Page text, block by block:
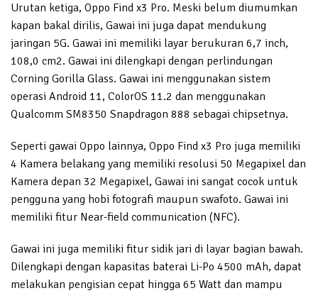
Urutan ketiga, Oppo Find x3 Pro. Meski belum diumumkan
kapan bakal dirilis, Gawai ini juga dapat mendukung
jaringan 5G. Gawai ini memiliki layar berukuran 6,7 inch,
108,0 cm2. Gawai ini dilengkapi dengan perlindungan
Corning Gorilla Glass. Gawai ini menggunakan sistem
operasi Android 11, ColorOS 11.2 dan menggunakan
Qualcomm SM8350 Snapdragon 888 sebagai chipsetnya.
Seperti gawai Oppo lainnya, Oppo Find x3 Pro juga memiliki
4 Kamera belakang yang memiliki resolusi 50 Megapixel dan
Kamera depan 32 Megapixel, Gawai ini sangat cocok untuk
pengguna yang hobi fotografi maupun swafoto. Gawai ini
memiliki fitur Near-field communication (NFC).
Gawai ini juga memiliki fitur sidik jari di layar bagian bawah.
Dilengkapi dengan kapasitas baterai Li-Po 4500 mAh, dapat
melakukan pengisian cepat hingga 65 Watt dan mampu